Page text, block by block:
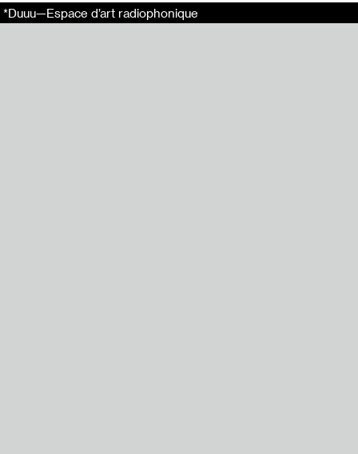
10 ans de
*Duuu—Espace d’art radiophonique